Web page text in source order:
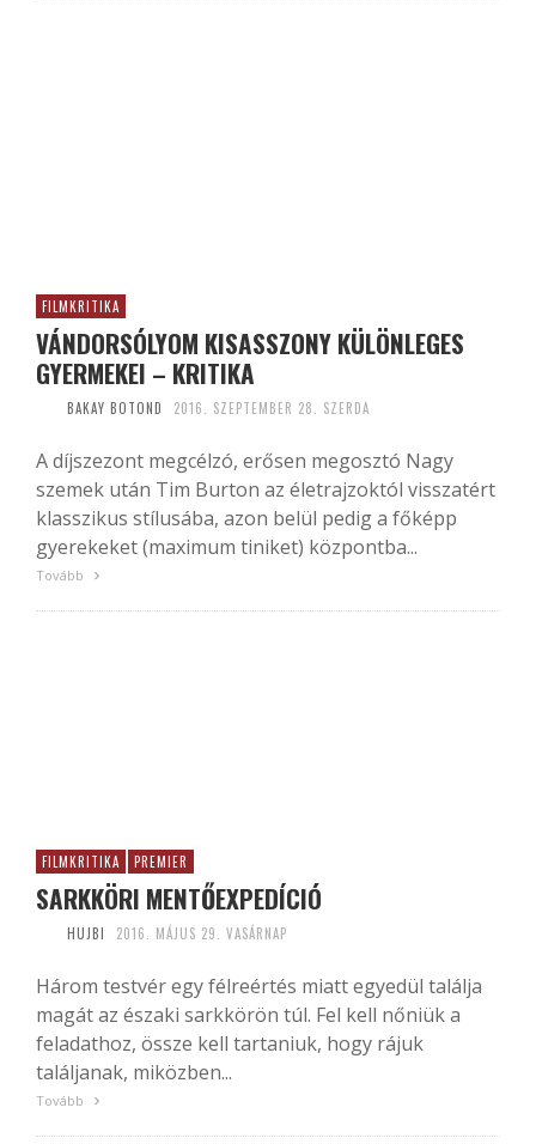
FILMKRITIKA
VÁNDORSÓLYOM KISASSZONY KÜLÖNLEGES
GYERMEKEI – KRITIKA
BAKAY BOTOND 2016. SZEPTEMBER 28. SZERDA
A díjszezont megcélzó, erősen megosztó Nagy
szemek után Tim Burton az életrajzoktól visszatért
klasszikus stílusába, azon belül pedig a főképp
gyerekeket (maximum tiniket) központba...
Tovább
FILMKRITIKA PREMIER
SARKKÖRI MENTŐEXPEDÍCIÓ
HUJBI 2016. MÁJUS 29. VASÁRNAP
Három testvér egy félreértés miatt egyedül találja
magát az északi sarkkörön túl. Fel kell nőniük a
feladathoz, össze kell tartaniuk, hogy rájuk
találjanak, miközben...
Tovább